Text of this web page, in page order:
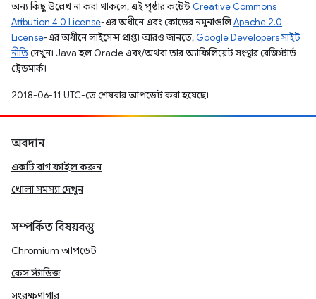
অন্য কিছু উল্লেখ না করা থাকলে, এই পৃষ্ঠার কন্টেন্ট Creative Commons
Attribution 4.0 License-এর অধীনে এবং কোডের নমুনাগুলিApache 2.0
License-এর অধীনে লাইসেন্স প্রাপ্ত। আরও জানতে, Google Developers সাইট
নীতিদেখুন। Java হল Oracle এবং/অথবা তার অ্যাফিলিয়েট সংস্থার রেজিস্টার্ড
ট্রেডমার্ক।
2018-06-11 UTC-তে শেষবার আপডেট করা হয়েছে।
অবদান
একটি বাগ ফাইল করুন
খোলা সমস্যা দেখুন
সম্পর্কিত বিষয়বস্তু
Chromium আপডেট
কেস স্টাডিজ
সংরক্ষণাগার